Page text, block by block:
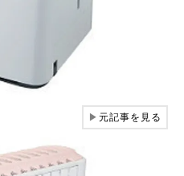
▶元記事を見る